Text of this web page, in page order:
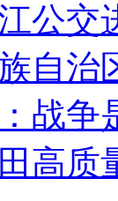
公交
自治
战争
高质